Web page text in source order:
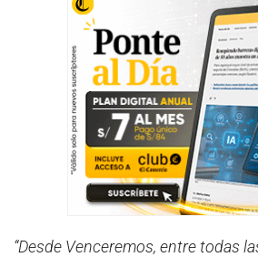
“Desde Venceremos, entre todas